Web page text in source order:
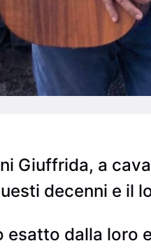
Giuffrida, a
decenni e il
esatto dalla